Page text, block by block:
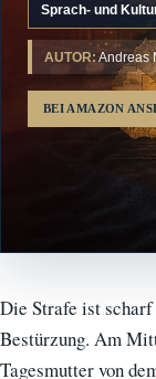
Sprach- und
AUTOR: Andreas
BEI AMAZON
Die Strafe ist
Bestürzung. Am
Tagesmutter von